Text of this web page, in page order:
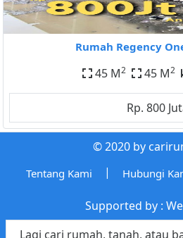
Rumah Regency
45 M2 45 M2
Rp. 800
© 2020 by
Tentang Kami | Hubungi
Supported by :
Lagi cari rumah, tanah, atau